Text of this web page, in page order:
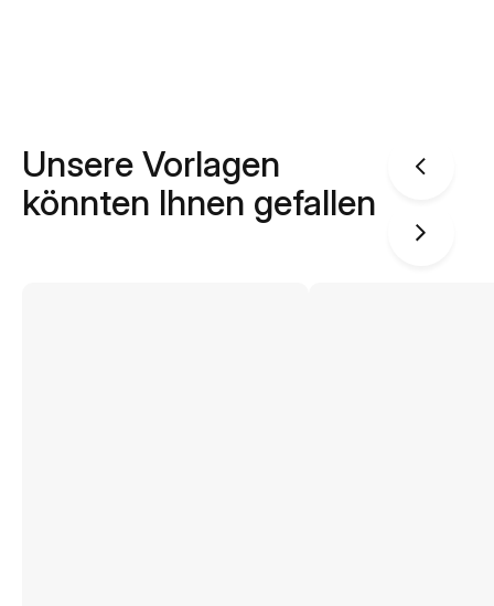
Unsere Vorlagen
könnten Ihnen gefallen